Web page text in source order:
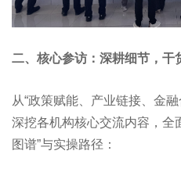
二、核心参访：深耕细节，干
从“政策赋能、产业链接、金
深挖各机构核心交流内容，全
图谱”与实操路径：